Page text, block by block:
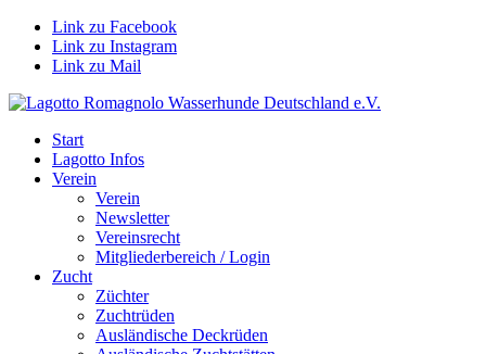
Link zu Facebook
Link zu Instagram
Link zu Mail
Start
Lagotto Infos
Verein
Verein
Newsletter
Vereinsrecht
Mitgliederbereich / Login
Zucht
Züchter
Zuchtrüden
Ausländische Deckrüden